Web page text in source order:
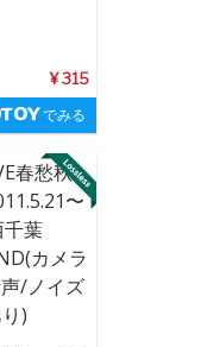
¥ 315
でみる